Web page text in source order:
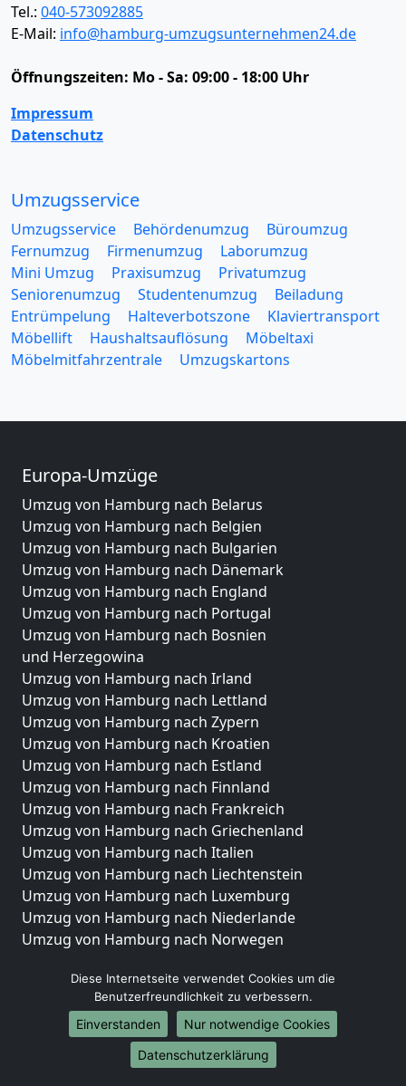
Tel.: 040-573092885
E-Mail: info@hamburg-umzugsunternehmen24.de
Öffnungszeiten: Mo - Sa: 09:00 - 18:00 Uhr
Impressum
Datenschutz
Umzugsservice
Umzugsservice Behördenumzug
Büroumzug
Fernumzug
Firmenumzug
Laborumzug
Mini Umzug
Praxisumzug
Privatumzug
Seniorenumzug
Studentenumzug
Beiladung
Entrümpelung
Halteverbotszone
Klaviertransport
Möbellift
Haushaltsauflösung
Möbeltaxi
Möbelmitfahrzentrale
Umzugskartons
Europa-Umzüge
Umzug von Hamburg nach Belarus
Umzug von Hamburg nach Belgien
Umzug von Hamburg nach Bulgarien
Umzug von Hamburg nach Dänemark
Umzug von Hamburg nach England
Umzug von Hamburg nach Portugal
Umzug von Hamburg nach Bosnien
und Herzegowina
Umzug von Hamburg nach Irland
Umzug von Hamburg nach Lettland
Umzug von Hamburg nach Zypern
Umzug von Hamburg nach Kroatien
Umzug von Hamburg nach Estland
Umzug von Hamburg nach Finnland
Umzug von Hamburg nach Frankreich
Umzug von Hamburg nach Griechenland
Umzug von Hamburg nach Italien
Umzug von Hamburg nach Liechtenstein
Umzug von Hamburg nach Luxemburg
Umzug von Hamburg nach Niederlande
Umzug von Hamburg nach Norwegen
Umzüge-Deutschlandweit
Umzug von Hamburg nach Berlin
Umzug von Hamburg nach Hamburg
Umzug von Hamburg nach München
Umzug von Hamburg nach Köln
Diese Internetseite verwendet Cookies um die
Benutzerfreundlichkeit zu verbessern.
Einverstanden
Nur notwendige Cookies
Datenschutzerklärung